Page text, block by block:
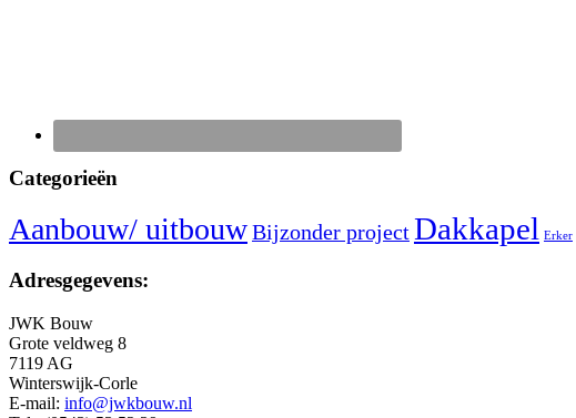
Categorieën
Aanbouw/ uitbouwBijzonder projectDakkapel Erker
Adresgegevens:
JWK Bouw
Grote veldweg 8
7119 AG
Winterswijk-Corle
E-mail: info@jwkbouw.nl